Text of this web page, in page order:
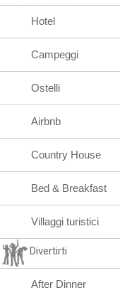
Hotel
Campeggi
Ostelli
Airbnb
Country House
Bed & Breakfast
Villaggi turistici
Divertirti
After Dinner